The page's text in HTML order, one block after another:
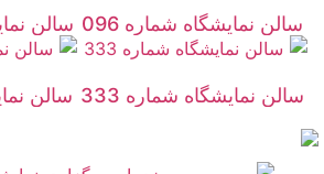
سالن نمایشگاه شماره 096 سالن
سالن نمایشگاه شماره 333 سالن